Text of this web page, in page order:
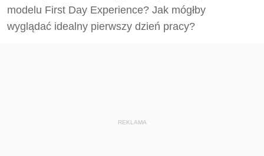
modelu First Day Experience? Jak mógłby
wyglądać idealny pierwszy dzień pracy?
REKLAMA